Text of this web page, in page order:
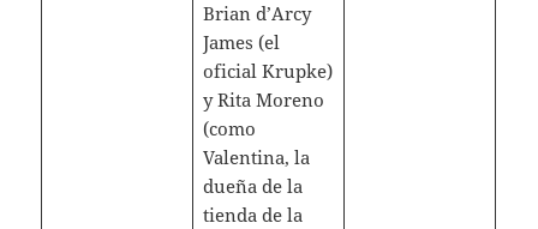
Brian d’Arcy
James (el
oficial Krupke)
y Rita Moreno
(como
Valentina, la
dueña de la
tienda de la